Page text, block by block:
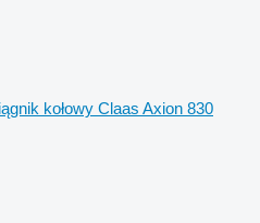
kołowy Claas Axion 830